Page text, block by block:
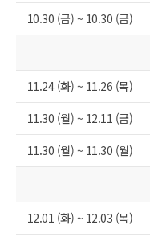
10.30 (금) ~ 10.30 (금)
11.24 (화) ~ 11.26 (목)
11.30 (월) ~ 12.11 (금)
11.30 (월) ~ 11.30 (월)
12.01 (화) ~ 12.03 (목)